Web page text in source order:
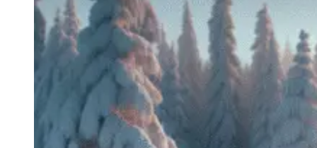
Navigatie Duster 2011
Navigatie Duster 2019
Navigatie Audi A3 8p
Navigatie Audi A4
Navigatie Audi A4 B6
Navigatie Audi A4 B7
Navigatie Audi A4 B8
Navigatie Audi A5
Navigatie Audi A6 C5
Navigatie Audi A6 C6